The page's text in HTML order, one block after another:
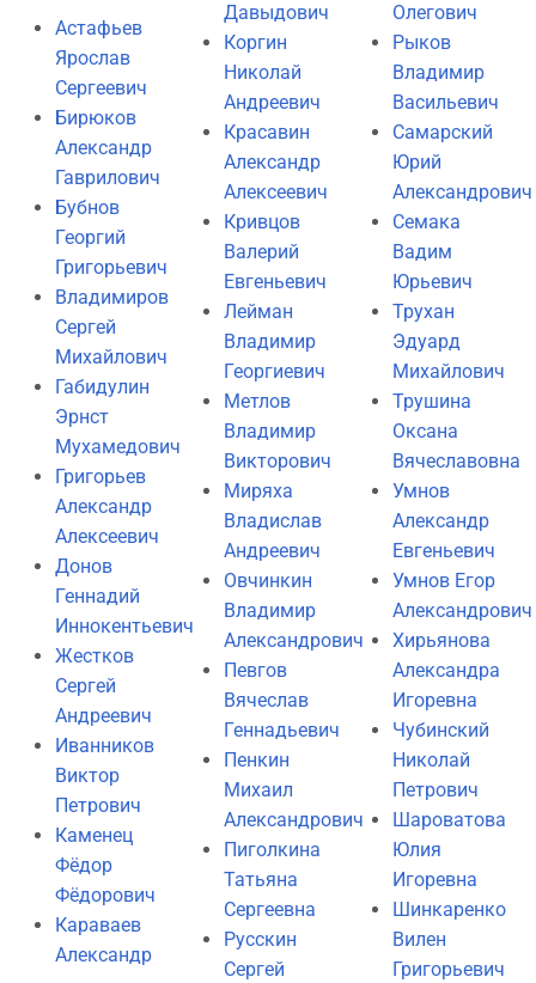
Астафьев
Ярослав
Сергеевич
Бирюков
Александр
Гаврилович
Бубнов
Георгий
Григорьевич
Владимиров
Сергей
Михайлович
Габидулин
Эрнст
Мухамедович
Григорьев
Александр
Алексеевич
Донов
Геннадий
Иннокентьевич
Жестков
Сергей
Андреевич
Иванников
Виктор
Петрович
Каменец
Фёдор
Фёдорович
Караваев
Александр
Давыдович
Коргин
Николай
Андреевич
Красавин
Александр
Алексеевич
Кривцов
Валерий
Евгеньевич
Лейман
Владимир
Георгиевич
Метлов
Владимир
Викторович
Миряха
Владислав
Андреевич
Овчинкин
Владимир
Александрович
Певгов
Вячеслав
Геннадьевич
Пенкин
Михаил
Александрович
Пиголкина
Татьяна
Сергеевна
Русскин
Сергей
Олегович
Рыков
Владимир
Васильевич
Самарский
Юрий
Александрович
Семака
Вадим
Юрьевич
Трухан
Эдуард
Михайлович
Трушина
Оксана
Вячеславовна
Умнов
Александр
Евгеньевич
Умнов Егор
Александрович
Хирьянова
Александра
Игоревна
Чубинский
Николай
Петрович
Шароватова
Юлия
Игоревна
Шинкаренко
Вилен
Григорьевич